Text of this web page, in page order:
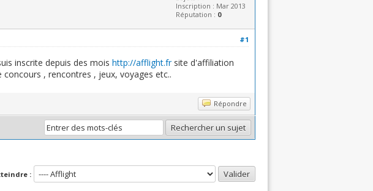
Inscription : Mar 2013
Réputation : 0
#1
inscrite depuis des mois http://afflight.frsite d'affiliation
, rencontres , jeux, voyages etc..
Répondre
: